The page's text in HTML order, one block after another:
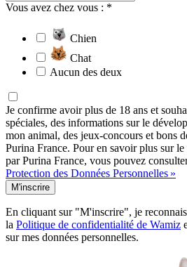
Vous avez chez vous : *
Chien
Chat
Aucun des deux
Je confirme avoir plus de 18 ans et
spéciales, des informations sur le
mon animal, des jeux-concours et bons
Purina France. Pour en savoir plus sur
par Purina France, vous pouvez
Protection des Données Personnelles »
M'inscrire
En cliquant sur "M'inscrire", je
la Politique de confidentialité de Wamiz
sur mes données personnelles.